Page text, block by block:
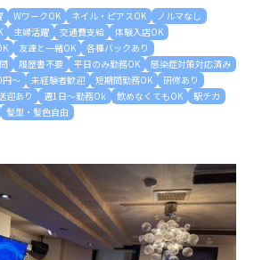
WワークOK ネイル・ピアスOK
ノルマなし
主婦活躍 交通費支給
体験入店OK
友達と一緒OK
各種バックあり
履歴書不要 平日のみ勤務OK
感染症対策対応済み
～ 未経験者歓迎 短期間勤務OK
研修あり
迎あり 週1日～勤務Ok 飲めなくてもOK
駅チカ
髪型・髪色自由